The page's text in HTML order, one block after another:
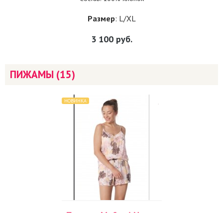
Размер: L/XL
3 100руб.
ПИЖАМЫ (15)
НОВИНКА